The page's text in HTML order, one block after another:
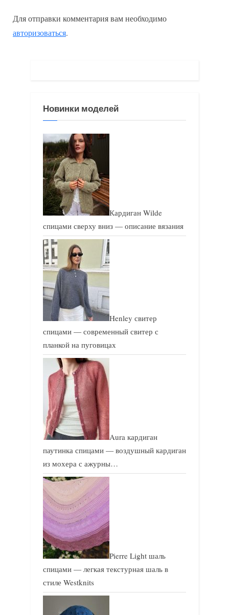
д
у
у
а
и
с
ь
:
Для отправки комментария вам необходимо
авторизоваться.
Новинки моделей
Кардиган Wilde
спицами сверху вниз — описание вязания
Henley свитер
спицами — современный свитер с
планкой на пуговицах
Aura кардиган
паутинка спицами — воздушный кардиган
из мохера с ажурны…
Pierre Light шаль
спицами — легкая текстурная шаль в
стиле Westknits